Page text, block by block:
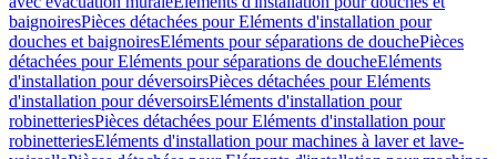
baignoiresPièces détachées pour Eléments d'installation pour
douches et baignoiresEléments pour séparations de douchePièces
détachées pour Eléments pour séparations de doucheEléments
d'installation pour déversoirsPièces détachées pour Eléments
d'installation pour déversoirsEléments d'installation pour
robinetteriesPièces détachées pour Eléments d'installation pour
robinetteriesEléments d'installation pour machines à laver et lave-